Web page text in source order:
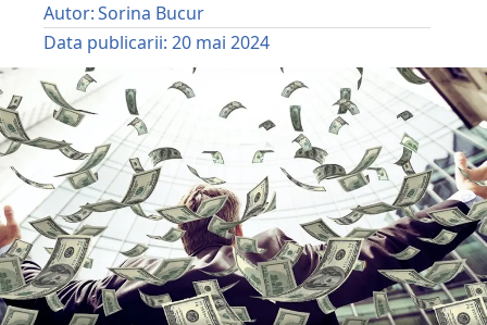
Autor:Sorina Bucur
Data publicarii: 20 mai 2024